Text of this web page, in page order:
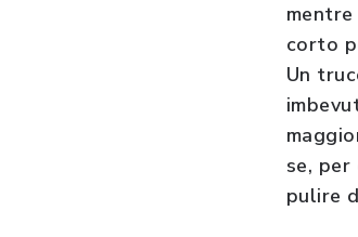
corto
Un
se,
pulire